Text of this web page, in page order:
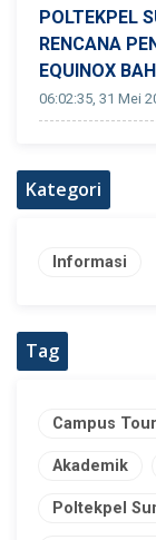
POLTEKPEL
RENCANA
EQUINOX
06:02:35, 31 Mei
Kategori
Informasi
Tag
Campus Tour
Akademik
Poltekpel